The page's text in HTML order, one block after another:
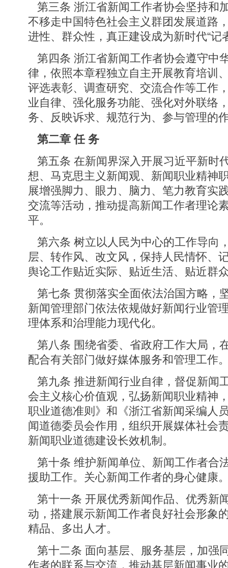
第三条 浙江省新闻工作者协会坚持和
不移走中国特色社会主义群团发展道路
进性、群众性，真正建设成为新时代“记
第四条 浙江省新闻工作者协会遵守中
律，依照本章程独立自主开展教育培训
评选表彰、调查研究、交流合作等工作
业自律、强化服务功能、强化对外联络
务、反映诉求、规范行为、参与管理的
第二章 任 务
第五条 在新闻界深入开展习近平新时
想、马克思主义新闻观、新闻职业精神
展增强脚力、眼力、脑力、笔力教育实
交流等活动，推动提高新闻工作者理论
平。
第六条 树立以人民为中心的工作导向
层、转作风、改文风，保持人民情怀、
舆论工作贴近实际、贴近生活、贴近群
第七条 贯彻落实全面依法治国方略，
新闻管理部门依法依规做好新闻行业管
理体系和治理能力现代化。
第八条 围绕省委、省政府工作大局，
配合有关部门做好媒体服务和管理工作
第九条 推进新闻行业自律，督促新闻
会主义核心价值观，弘扬新闻职业精神
职业道德准则》和《浙江省新闻采编人
闻道德委员会作用，组织开展媒体社会
新闻职业道德建设长效机制。
第十条 维护新闻单位、新闻工作者合
援助工作。关心新闻工作者的身心健康
第十一条 开展优秀新闻作品、优秀新
动，搭建展示新闻工作者良好社会形象
精品、多出人才。
第十二条 面向基层、服务基层，加强
作者的联系与交流，推动基层新闻事业